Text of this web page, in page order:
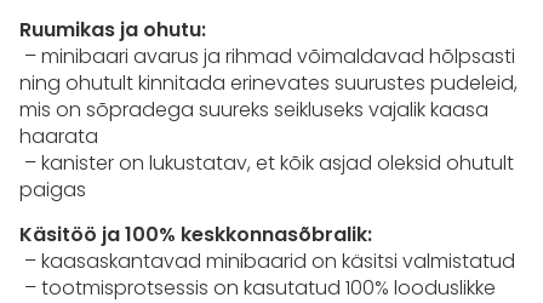
Ruumikas ja ohutu:
–minibaari avarus ja rihmad võimaldavad hõlpsasti
ning ohutult kinnitada erinevates suurustes pudeleid,
mis on sõpradega suureks seikluseks vajalik kaasa
haarata
– kanister on lukustatav, et kõik asjad oleksid ohutult
paigas
Käsitöö ja 100% keskkonnasõbralik:
– kaasaskantavad minibaarid on käsitsi valmistatud
–tootmisprotsessis on kasutatud 100% looduslikke